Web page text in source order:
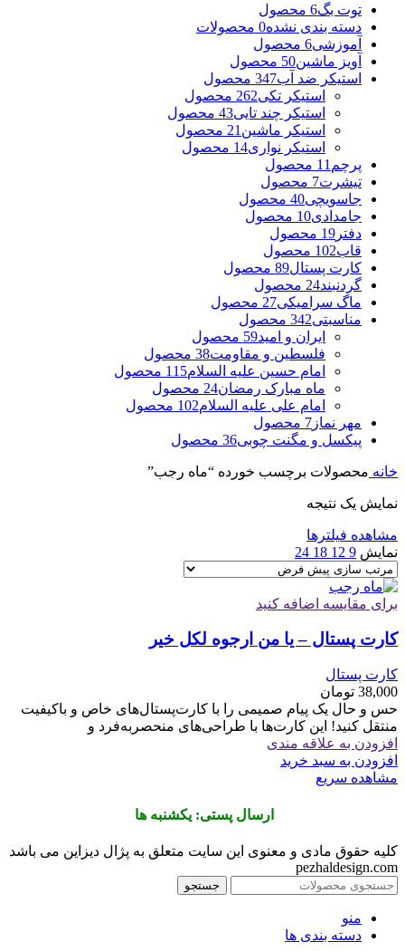
توت بگ6 محصول
دسته بندی نشده0 محصولات
آموزشی6 محصول
آویز ماشین50 محصول
استیکر ضد آب347 محصول
استیکر تکی262 محصول
استیکر چند تایی43 محصول
استیکر ماشین 21 محصول
استیکر نواری14 محصول
پرچم 11 محصول
تیشرت7 محصول
جاسویچی40 محصول
جامدادی10 محصول
دفتر 19 محصول
قاب102 محصول
کارت پستال89 محصول
گردنبند24 محصول
ماگ سرامیکی27 محصول
مناسبتی342 محصول
ایران و امید59 محصول
فلسطین و مقاومت38 محصول
امام حسین علیه السلام115 محصول
ماه مبارک رمضان24 محصول
امام علی علیه السلام102 محصول
مهر نماز 7 محصول
پیکسل و مگنت چوبی36 محصول
خانه محصولات برچسب خورده “ماه رجب”
نمایش یک نتیجه
مشاهده فیلترها
نمایش 9
12
18
24
برای مقایسه اضافه کنید
کارت پستال – یا من ارجوه لکل خیر
کارت پستال
38,000 تومان
حس و حال یک پیام صمیمی را با کارت‌پستال‌های خاص و باکیفیت
منتقل کنید! این کارت‌ها با طراحی‌های منحصربه‌فرد و
افزودن به علاقه مندی
افزودن به سبد خرید
مشاهده سریع
ارسال پستی: یکشنبه ها
کلیه حقوق مادی و معنوی این سایت متعلق به پژال دیزاین می باشد
pezhaldesign.com
جستجو
منو
دسته بندی ها